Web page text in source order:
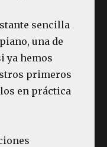
sencilla
una de
ya hemos
primeros
en práctica